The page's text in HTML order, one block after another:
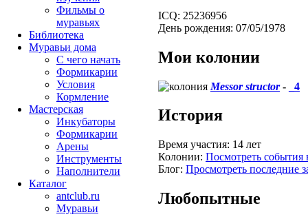
ICQ: 25236956
День рождения: 07/05/1978
Мои колонии
Messor structor- _4
История
Время участия: 14 лет
Колонии: Посмотреть события
Блог: Просмотреть последние
Любопытные
Фильмы о
муравьях
Библиотека
Муравьи дома
С чего начать
Формикарии
Условия
Кормление
Мастерская
Инкубаторы
Формикарии
Арены
Инструменты
Наполнители
Каталог
antclub.ru
Муравьи